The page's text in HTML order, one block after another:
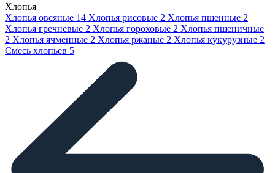
Хлопья
Хлопья овсяные 14 Хлопья рисовые 2 Хлопья пшенные 2
Хлопья гречневые 2 Хлопья гороховые 2 Хлопья пшеничные
2 Хлопья ячменные 2 Хлопья ржаные 2 Хлопья кукурузные 2
Смесь хлопьев 5